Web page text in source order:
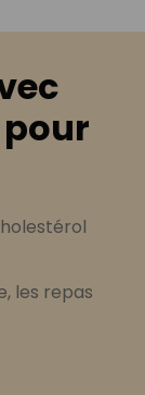
pour
les repas